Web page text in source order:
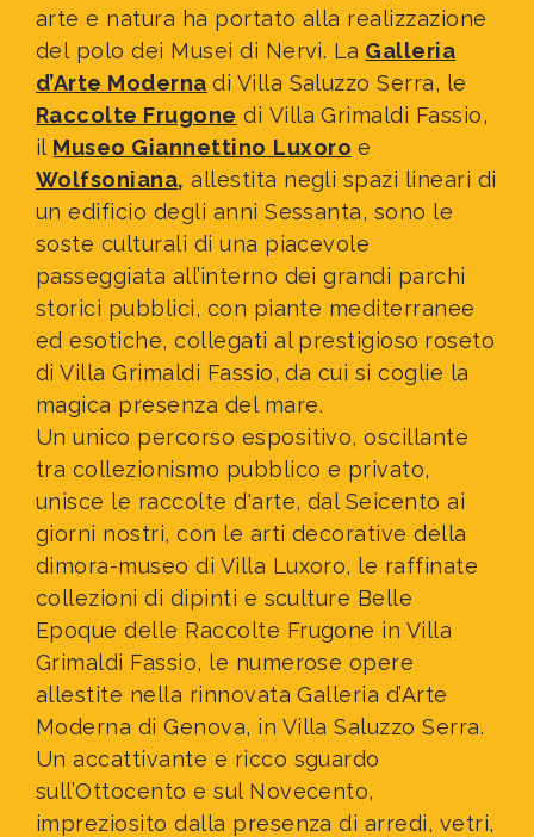
arte e natura ha portato alla realizzazione
del polo dei Musei di Nervi. La Galleria
d’Arte Moderna di Villa Saluzzo Serra, le
Raccolte Frugone di Villa Grimaldi Fassio,
il Museo Giannettino Luxoro e
Wolfsoniana, allestita negli spazi lineari di
un edificio degli anni Sessanta, sono le
soste culturali di una piacevole
passeggiata all’interno dei grandi parchi
storici pubblici, con piante mediterranee
ed esotiche, collegati al prestigioso roseto
di Villa Grimaldi Fassio, da cui si coglie la
magica presenza del mare.
Un unico percorso espositivo, oscillante
tra collezionismo pubblico e privato,
unisce le raccolte d'arte, dal Seicento ai
giorni nostri, con le arti decorative della
dimora-museo di Villa Luxoro, le raffinate
collezioni di dipinti e sculture Belle
Epoque delle Raccolte Frugone in Villa
Grimaldi Fassio, le numerose opere
allestite nella rinnovata Galleria d’Arte
Moderna di Genova, in Villa Saluzzo Serra.
Un accattivante e ricco sguardo
sull’Ottocento e sul Novecento,
impreziosito dalla presenza di arredi, vetri,